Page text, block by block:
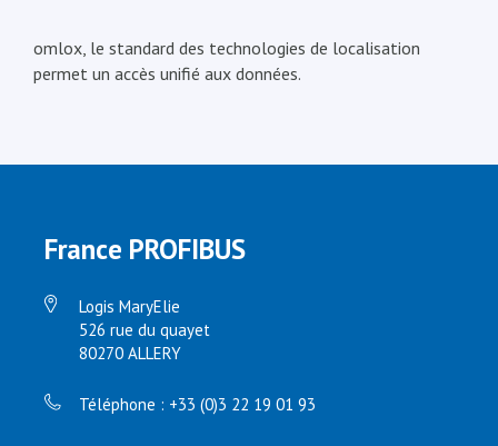
omlox, le standard des technologies de localisation
permet un accès unifié aux données.
France PROFIBUS
Logis MaryElie
526 rue du quayet
80270 ALLERY
Téléphone : +33 (0)3 22 19 01 93